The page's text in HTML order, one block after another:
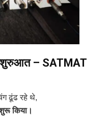
शुरुआत – SATMAT
ढूंढ रहे थे,
किया।